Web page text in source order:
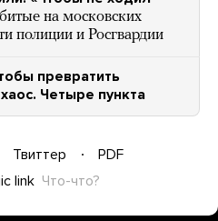
на московских
полиции и Росгвардии
превратить
Четыре пункта
Твиттер
PDF
link Что-что?